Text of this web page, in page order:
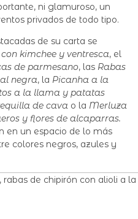
ni glamuroso, un
privados de todo tipo.
de su carta se
kimchee y ventresca, el
de parmesano, las Rabas
negra, la Picanha a la
a la llama y patatas
de cava o la Merluza
y flores de alcaparras.
en un espacio de lo más
colores negros, azules y